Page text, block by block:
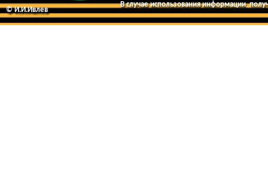
© И.И.Ивлев
В случае использования информации,